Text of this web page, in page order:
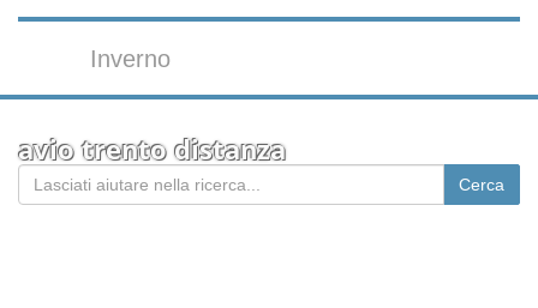
Inverno
avio trento distanza